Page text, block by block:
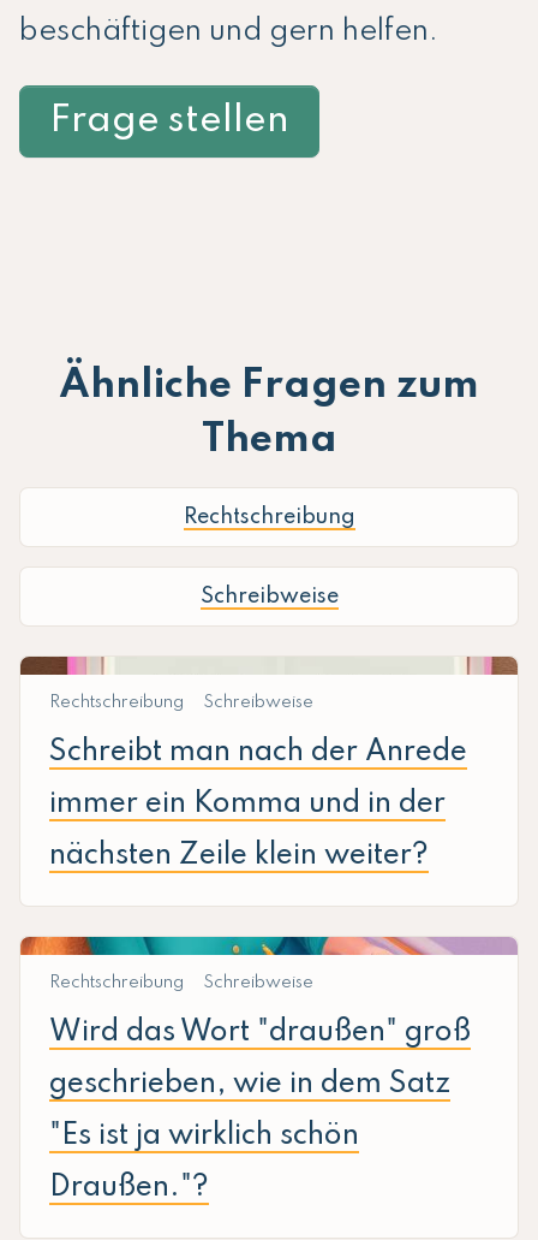
beschäftigen und gern helfen.
Frage stellen
Ähnliche Fragen zum
Thema
Rechtschreibung
Schreibweise
Rechtschreibung Schreibweise
Schreibt man nach der Anrede
immer ein Komma und in der
nächsten Zeile klein weiter?
Rechtschreibung Schreibweise
Wird das Wort "draußen" groß
geschrieben, wie in dem Satz
"Es ist ja wirklich schön
Draußen."?